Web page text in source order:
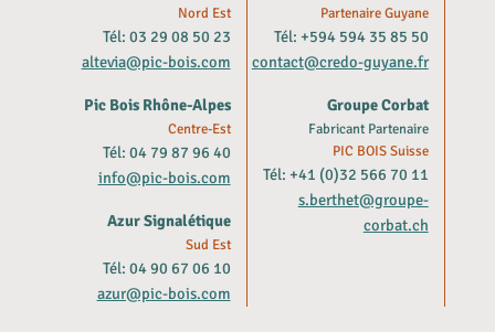
Nord Est
Tél: 03 29 08 50 23
altevia@pic-bois.com
Pic Bois Rhône-Alpes
Centre-Est
Tél: 04 79 87 96 40
info@pic-bois.com
Azur Signalétique
Sud Est
Tél: 04 90 67 06 10
azur@pic-bois.com
Partenaire Guyane
Tél: +594 594 35 85 50
contact@credo-guyane.fr
Groupe Corbat
Fabricant Partenaire
PIC BOIS Suisse
Tél: +41 (0)32 566 70 11
s.berthet@groupe-
corbat.ch